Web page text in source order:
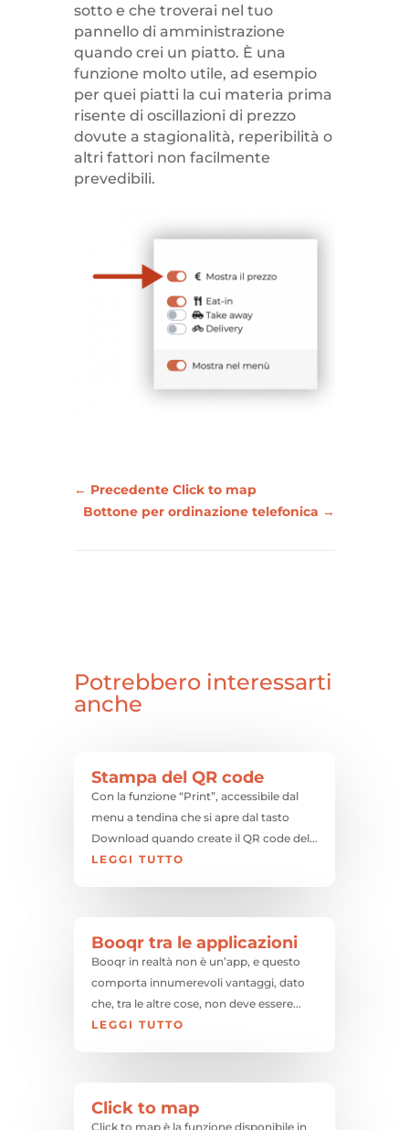
sotto e che troverai nel tuo
pannello di amministrazione
quando crei un piatto. È una
funzione molto utile, ad esempio
per quei piatti la cui materia prima
risente di oscillazioni di prezzo
dovute a stagionalità, reperibilità o
altri fattori non facilmente
prevedibili.
← Precedente Click to map
Bottone per ordinazione telefonica →
Potrebbero interessarti
anche
Stampa del QR code
Con la funzione “Print”, accessibile dal
menu a tendina che si apre dal tasto
Download quando create il QR code del...
LEGGI TUTTO
Booqr tra le applicazioni
Booqr in realtà non è un’app, e questo
comporta innumerevoli vantaggi, dato
che, tra le altre cose, non deve essere...
LEGGI TUTTO
Click to map
Click to map è la funzione disponibile in